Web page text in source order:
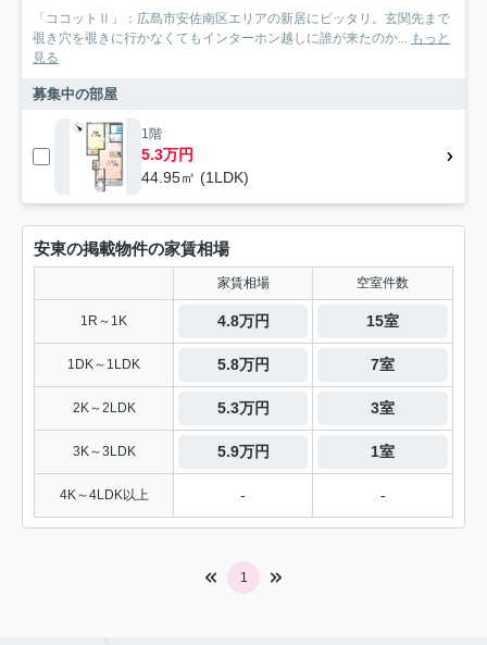
「ココットⅡ」：広島市安佐南区エリアの新居にピッタリ。玄関先まで
覗き穴を覗きに行かなくてもインターホン越しに誰が来たのか... もっと
見る
募集中の部屋
1階
5.3万円
44.95㎡ (1LDK)
安東の掲載物件の家賃相場
家賃相場 空室件数
1R～1K 4.8万円 15室
1DK～1LDK 5.8万円 7室
2K～2LDK 5.3万円 3室
3K～3LDK 5.9万円 1室
4K～4LDK以上 - -
1